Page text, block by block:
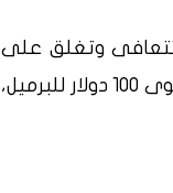
تتعافى وتغلق على
مكاسب طفيفة، في وقت لم تشهد فيه أسعار النفط قفزة كبيرة تتجاوز مستوى 100 دولار للبرميل،